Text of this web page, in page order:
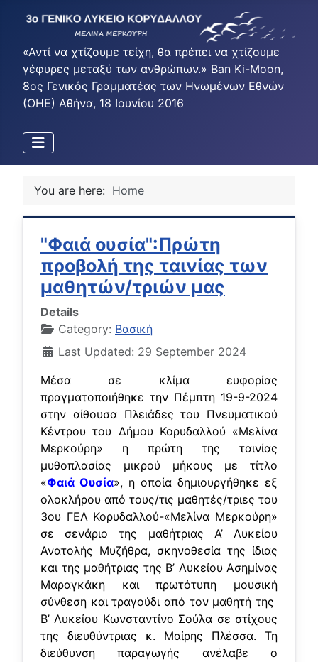
«Αντί να χτίζουμε τείχη, θα πρέπει να χτίζουμε
γέφυρες μεταξύ των ανθρώπων.» Ban Ki-Moon,
8ος Γενικός Γραμματέας των Ηνωμένων Εθνών
(ΟΗΕ) Αθήνα, 18 Ιουνίου 2016
You are here: Home
"Φαιά ουσία":Πρώτη
προβολή της ταινίας των
μαθητών/τριών μας
Details
Category: Βασική
Last Updated: 29 September 2024
Μέσα σε κλίμα ευφορίας
πραγματοποιήθηκε την Πέμπτη 19-9-2024
στην αίθουσα Πλειάδες του Πνευματικού
Κέντρου του Δήμου Κορυδαλλού «Μελίνα
Μερκούρη» η πρώτη της ταινίας
μυθοπλασίας μικρού μήκους με τίτλο
«Φαιά Ουσία», η οποία δημιουργήθηκε εξ
ολοκλήρου από τους/τις μαθητές/τριες του
3ου ΓΕΛ Κορυδαλλού-«Μελίνα Μερκούρη»
σε σενάριο της μαθήτριας Α’ Λυκείου
Ανατολής Μυζήθρα, σκηνοθεσία της ίδιας
και της μαθήτριας της Β’ Λυκείου Ασημίνας
Μαραγκάκη και πρωτότυπη μουσική
σύνθεση και τραγούδι από τον μαθητή της
Β’ Λυκείου Κωνσταντίνο Σούλα σε στίχους
της διευθύντριας κ. Μαίρης Πλέσσα. Τη
διεύθυνση παραγωγής ανέλαβε ο